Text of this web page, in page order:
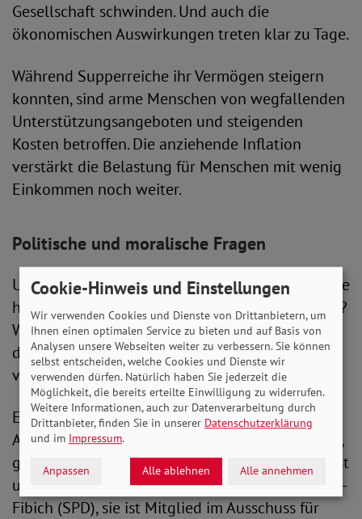
Gesellschaft schwinden. Und auch die
ökonomischen Auswirkungen treten klar zu Tage.
Während Supperreiche ihr Vermögen steigern
konnten, sind arme Menschen von wegfallenden
Unterstützungsangeboten und steigenden
Kosten betroffen. Die anziehende Inflation
verstärkt die Belastung für Menschen mit wenig
Einkommen noch weiter.
Politische und moralische Fragen
Unter der Fragestellung „Zwei Jahre Corona – wie
hat die Pandemie unsere Gesellschaft verändert?
Welche Weichen muss die Politik jetzt stellen?“
diskutiert der SoVD in seiner nächsten Ausgabe
von SoVD.TV die Folgen der Krise.
Es geht um die Suche nach sozialpolitischen
Antworten, aber auch nach ethisch-moralischen,
gesellschaftspolitischen. Unter den Talkgästen ist
u.a. die Bundestagsabgeordnete Martina Stamm-
Fibich (SPD), sie ist Mitglied im Ausschuss für
Cookie-Hinweis und Einstellungen
Wir verwenden Cookies und Dienste von Drittanbietern, um
Ihnen einen optimalen Service zu bieten und auf Basis von
Analysen unsere Webseiten weiter zu verbessern. Sie können
selbst entscheiden, welche Cookies und Dienste wir
verwenden dürfen. Natürlich haben Sie jederzeit die
Möglichkeit, die bereits erteilte Einwilligung zu widerrufen.
Weitere Informationen, auch zur Datenverarbeitung durch
Drittanbieter, finden Sie in unserer Datenschutzerklärung
und im Impressum.
Anpassen Alle ablehnen Alle annehmen